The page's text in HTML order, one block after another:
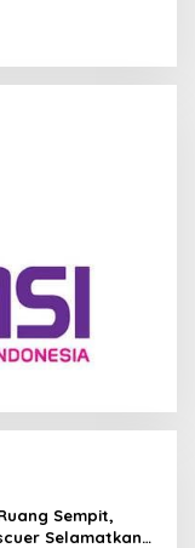
Sempit,
Selamatkan